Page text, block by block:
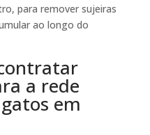
para remover sujeiras
ao longo do
a rede
em